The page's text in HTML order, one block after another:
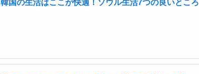
韓国の生活はここが快適！ソウル生活7つの良いところ